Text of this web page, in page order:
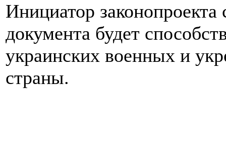
Инициатор законопроекта
документа будет
украинских военных и
страны.